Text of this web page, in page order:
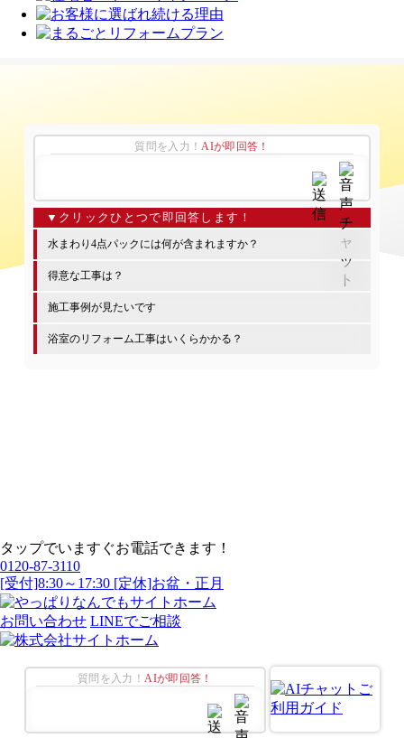
質問を入力！AIが即回答！
水まわり4点パックには何が含まれますか？
得意な工事は？
施工事例が見たいです
浴室のリフォーム工事はいくらかかる？
タップでいますぐお電話できます！
0120-87-3110
[受付]8:30～17:30 [定休]お盆・正月
お問い合わせ LINEでご相談
質問を入力！AIが即回答！